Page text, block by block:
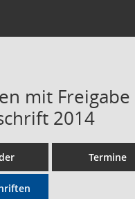
mit
2014
Termine